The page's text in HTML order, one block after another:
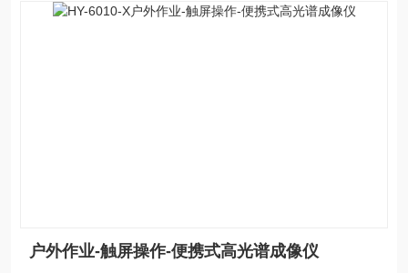
户外作业-触屏操作-便携式高光谱成像仪